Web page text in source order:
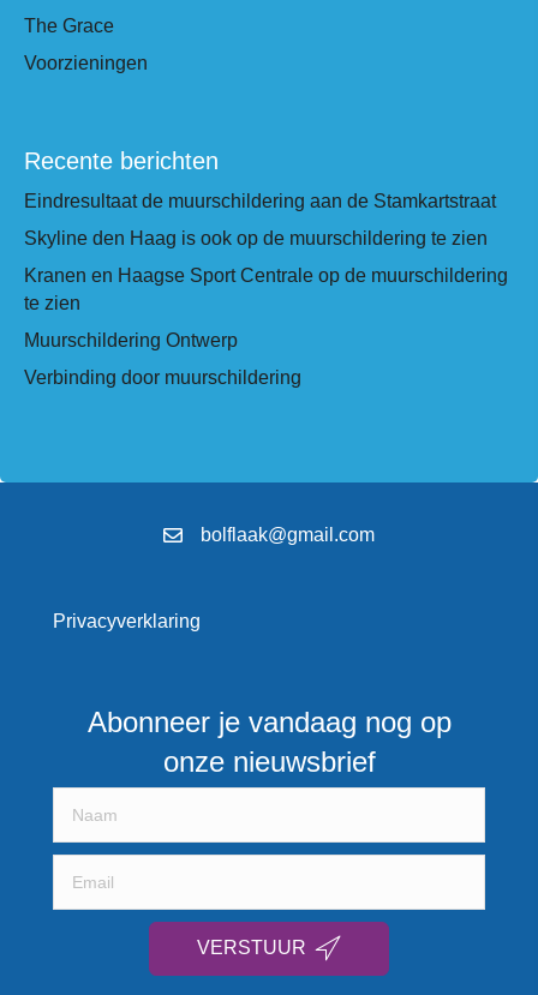
The Grace
Voorzieningen
Recente berichten
Eindresultaat de muurschildering aan de Stamkartstraat
Skyline den Haag is ook op de muurschildering te zien
Kranen en Haagse Sport Centrale op de muurschildering
te zien
Muurschildering Ontwerp
Verbinding door muurschildering
bolflaak@gmail.com
Privacyverklaring
Abonneer je vandaag nog op
onze nieuwsbrief
VERSTUUR